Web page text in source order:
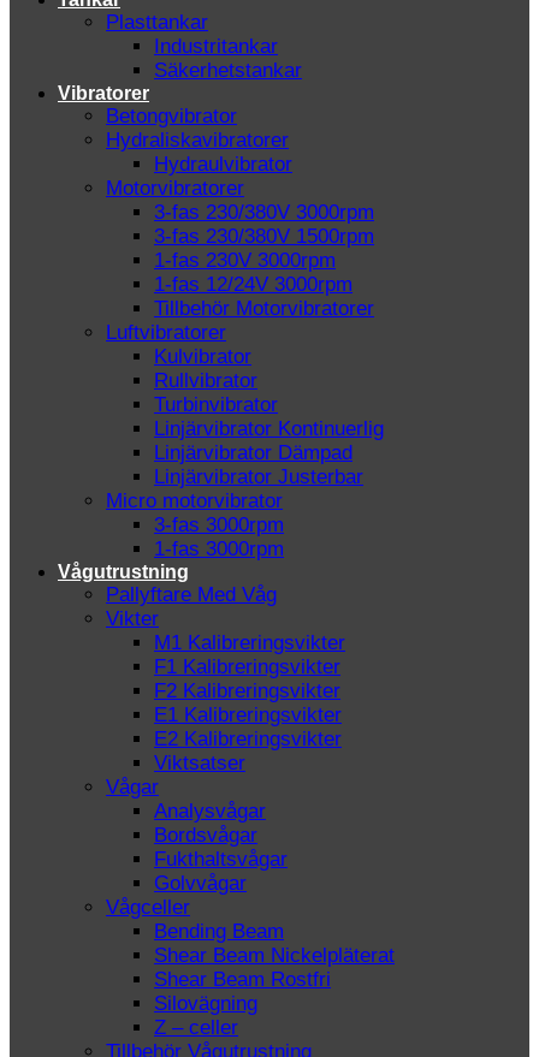
Plasttankar
Industritankar
Säkerhetstankar
Vibratorer
Betongvibrator
Hydraliskavibratorer
Hydraulvibrator
Motorvibratorer
3-fas 230/380V 3000rpm
3-fas 230/380V 1500rpm
1-fas 230V 3000rpm
1-fas 12/24V 3000rpm
Tillbehör Motorvibratorer
Luftvibratorer
Kulvibrator
Rullvibrator
Turbinvibrator
Linjärvibrator Kontinuerlig
Linjärvibrator Dämpad
Linjärvibrator Justerbar
Micro motorvibrator
3-fas 3000rpm
1-fas 3000rpm
Vågutrustning
Pallyftare Med Våg
Vikter
M1 Kalibreringsvikter
F1 Kalibreringsvikter
F2 Kalibreringsvikter
E1 Kalibreringsvikter
E2 Kalibreringsvikter
Viktsatser
Vågar
Analysvågar
Bordsvågar
Fukthaltsvågar
Golvvågar
Vågceller
Bending Beam
Shear Beam Nickelpläterat
Shear Beam Rostfri
Silovägning
Z – celler
Tillbehör Vågutrustning